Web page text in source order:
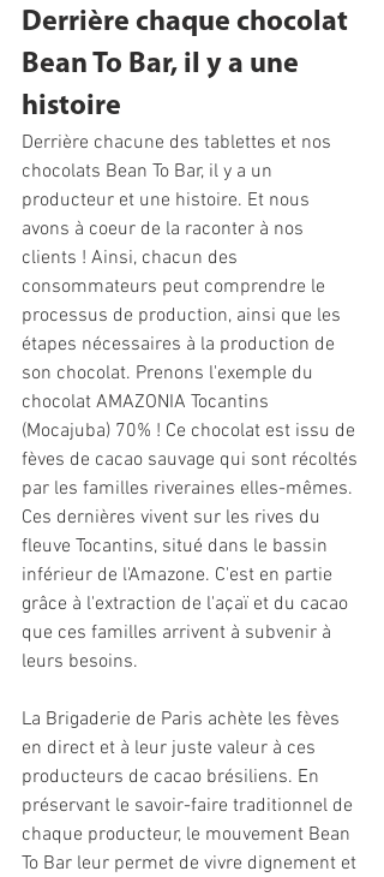
Derrière chaque chocolat
Bean To Bar, il y a une
histoire
Derrière chacune des tablettes et nos
chocolats Bean To Bar, il y a un
producteur et une histoire. Et nous
avons à coeur de la raconter à nos
clients ! Ainsi, chacun des
consommateurs peut comprendre le
processus de production, ainsi que les
étapes nécessaires à la production de
son chocolat. Prenons l'exemple du
chocolat AMAZONIA Tocantins
(Mocajuba) 70% ! Ce chocolat est issu de
fèves de cacao sauvage qui sont récoltés
par les familles riveraines elles-mêmes.
Ces dernières vivent sur les rives du
fleuve Tocantins, situé dans le bassin
inférieur de l'Amazone. C'est en partie
grâce à l'extraction de l'açaï et du cacao
que ces familles arrivent à subvenir à
leurs besoins.
La Brigaderie de Paris achète les fèves
en direct et à leur juste valeur à ces
producteurs de cacao brésiliens. En
préservant le savoir-faire traditionnel de
chaque producteur, le mouvement Bean
To Bar leur permet de vivre dignement et